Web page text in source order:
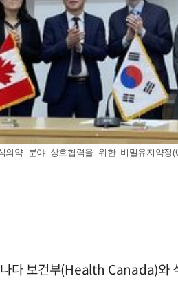
약 분야 상호협력을 위한 비밀유지약정
나다 보건부(Health